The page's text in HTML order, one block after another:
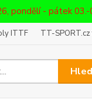
pondělí - pátek
ITTF TT-SPORT.cz